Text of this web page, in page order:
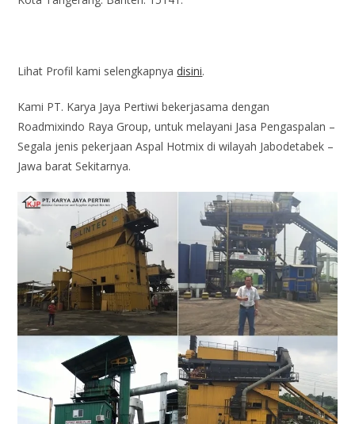
Lihat Profil kami selengkapnyadisini.
Kami PT. Karya Jaya Pertiwi bekerjasama dengan
Roadmixindo Raya Group, untuk melayani Jasa Pengaspalan –
Segala jenis pekerjaan Aspal Hotmix di wilayah Jabodetabek –
Jawa barat Sekitarnya.